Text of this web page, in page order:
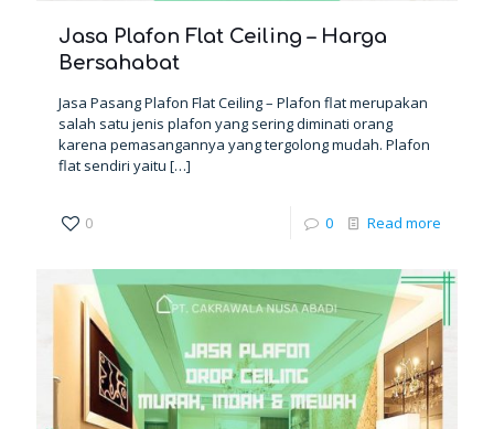
Jasa Plafon Flat Ceiling – Harga
Bersahabat
Jasa Pasang Plafon Flat Ceiling – Plafon flat merupakan
salah satu jenis plafon yang sering diminati orang
karena pemasangannya yang tergolong mudah. Plafon
flat sendiri yaitu […]
0 0 Read more